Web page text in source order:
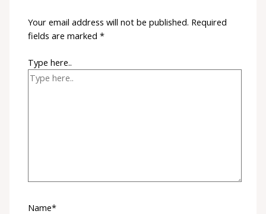
Your email address will not be published. Required
fields are marked*
Type here..
Name*